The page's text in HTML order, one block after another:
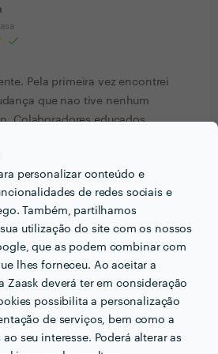
personalizar conteúdo e
de redes sociais e
Também, partilhamos
utilização do site com os nossos
que as podem combinar com
lhes forneceu. Ao aceitar a
Zaask deverá ter em consideração
possibilita a personalização
de serviços, bem como a
seu interesse. Poderá alterar as
Pela primeira vez encontrei
que nao tive nenhum
Colaboradores educados,
minha primeira opção
(menos de 25 Km)
(menos de 25 Km)